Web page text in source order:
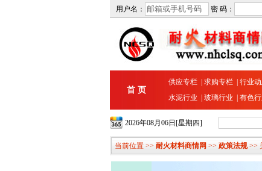
用户名： 密 码：
首 页
供应专栏 求购专栏 行业
水泥行业
玻璃行业 有色
2026年08月06日[星期四]
当前位置 >> 耐火材料商情网 >> 政策法规>>